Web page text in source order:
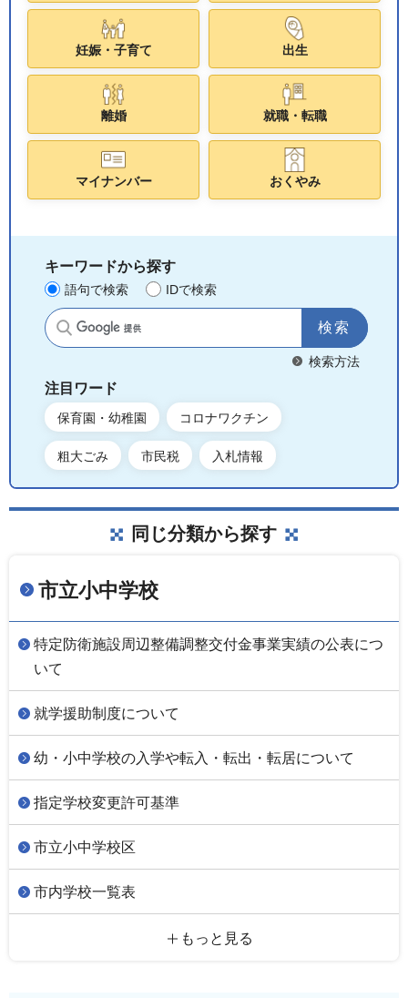
妊娠・子育て 出生
離婚 就職・転職
マイナンバー おくやみ
キーワードから探す
語句で検索 IDで検索
サイト内検索
検索方法
注目ワード
保育園・幼稚園 コロナワクチン
粗大ごみ 市民税 入札情報
同じ分類から探す
市立小中学校
特定防衛施設周辺整備調整交付金事業実績の公表につ
いて
就学援助制度について
幼・小中学校の入学や転入・転出・転居について
指定学校変更許可基準
市立小中学校区
市内学校一覧表
もっと見る